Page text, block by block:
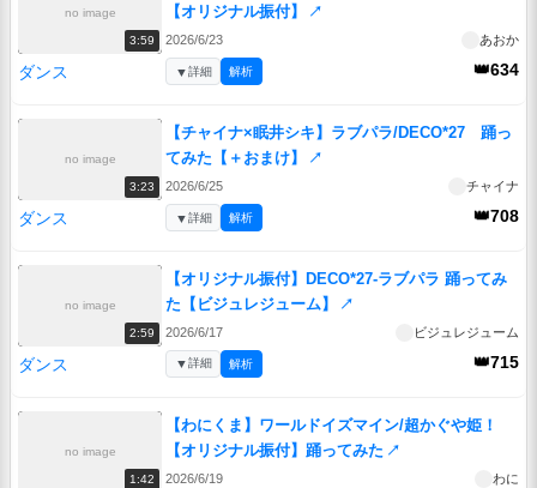
no image
3:59
【オリジナル振付】
↗
2026/6/23 あおか
ダンス 👑634
▼詳細 解析
no image
3:23
【チャイナ×眠井シキ】ラブパラ/DECO*27 踊っ
てみた【＋おまけ】
↗
2026/6/25 チャイナ
ダンス 👑708
▼詳細 解析
no image
2:59
【オリジナル振付】DECO*27-ラブパラ 踊ってみ
た【ビジュレジューム】
↗
2026/6/17 ビジュレジューム
ダンス 👑715
▼詳細 解析
no image
1:42
【わにくま】ワールドイズマイン/超かぐや姫！
【オリジナル振付】踊ってみた ↗
2026/6/19 わに